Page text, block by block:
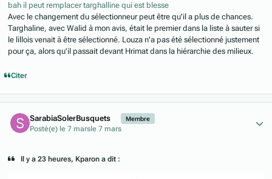
bah il peut remplacer targhalline qui est blesse
Avec le changement du sélectionneur peut être qu'il a plus de chances.
Targhaline, avec Walid à mon avis, était le premier dans la liste à sauter si
le lillois venait à être sélectionné. Louza n'a pas été sélectionné justement
pour ça, alors qu'il passait devant Hrimat dans la hiérarchie des milieux.
Citer
SarabiaSolerBusquets Membre
Posté(e) le 7 mars le 7 mars
Il y a 23 heures, Kparon a dit :